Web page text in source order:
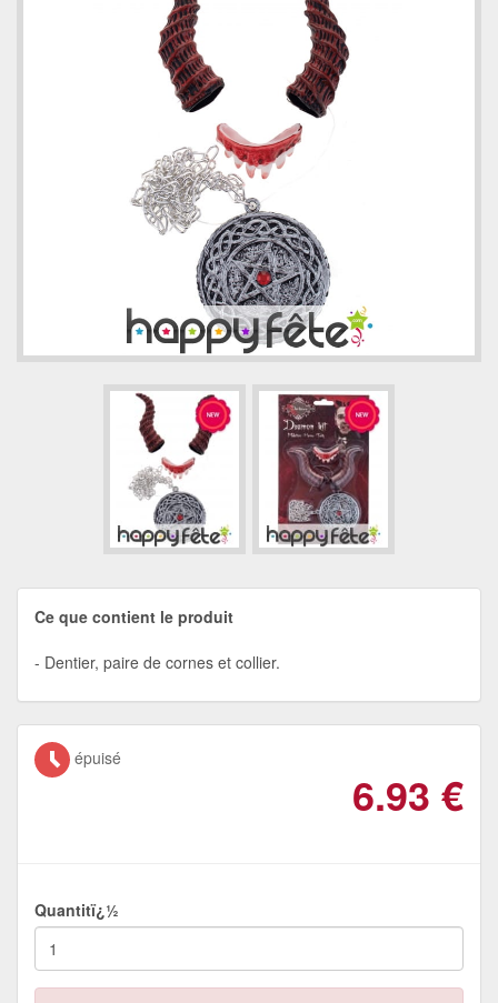
Ce que contient le produit
Dentier, paire de cornes et collier.
épuisé
6.93 €
Quantitï¿½